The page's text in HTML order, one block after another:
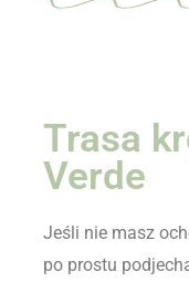
Trasa
Verde
Jeśli nie masz
po prostu